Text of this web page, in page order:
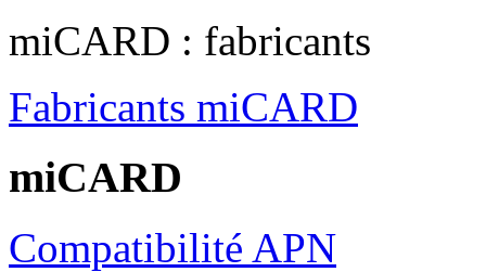
miCARD : fabricants
Fabricants miCARD
miCARD
Compatibilité APN